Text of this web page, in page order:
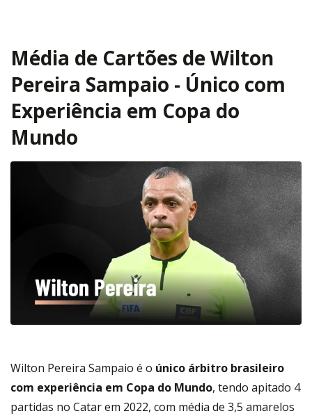
Média de Cartões de Wilton
Pereira Sampaio - Único com
Experiência em Copa do
Mundo
Wilton Pereira Sampaio é o único árbitro brasileiro
com experiência em Copa do Mundo, tendo apitado 4
partidas no Catar em 2022, com média de 3,5 amarelos